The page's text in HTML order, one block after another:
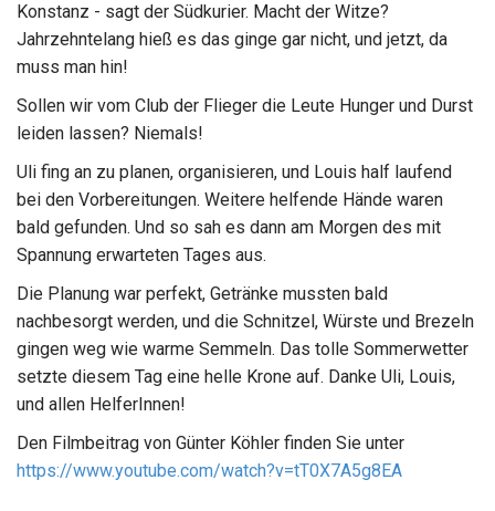
Konstanz - sagt der Südkurier. Macht der Witze?
Jahrzehntelang hieß es das ginge gar nicht, und jetzt, da
muss man hin!
Sollen wir vom Club der Flieger die Leute Hunger und Durst
leiden lassen? Niemals!
Uli fing an zu planen, organisieren, und Louis half laufend
bei den Vorbereitungen. Weitere helfende Hände waren
bald gefunden. Und so sah es dann am Morgen des mit
Spannung erwarteten Tages aus.
Die Planung war perfekt, Getränke mussten bald
nachbesorgt werden, und die Schnitzel, Würste und Brezeln
gingen weg wie warme Semmeln. Das tolle Sommerwetter
setzte diesem Tag eine helle Krone auf. Danke Uli, Louis,
und allen HelferInnen!
Den Filmbeitrag von Günter Köhler finden Sie unter
https://www.youtube.com/watch?v=tT0X7A5g8EA